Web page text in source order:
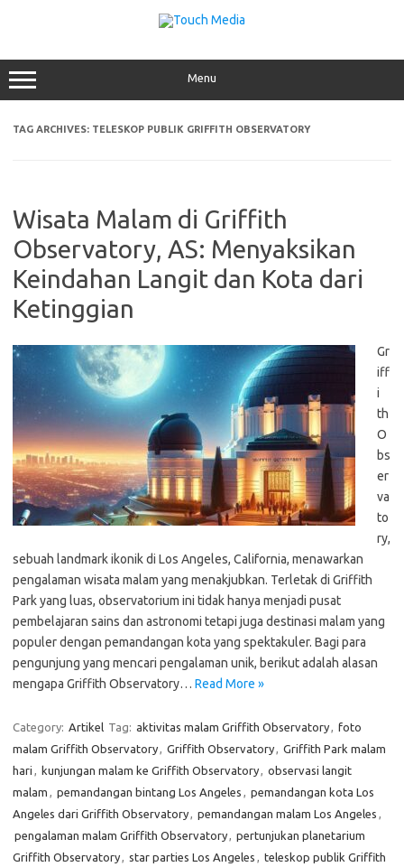
Menu
TAG ARCHIVES: TELESKOP PUBLIK GRIFFITH OBSERVATORY
Wisata Malam di Griffith
Observatory, AS: Menyaksikan
Keindahan Langit dan Kota dari
Ketinggian
Gr
iff
i
th
O
bs
er
va
to
ry,
sebuah landmark ikonik di Los Angeles, California, menawarkan
pengalaman wisata malam yang menakjubkan. Terletak di Griffith
Park yang luas, observatorium ini tidak hanya menjadi pusat
pembelajaran sains dan astronomi tetapi juga destinasi malam yang
populer dengan pemandangan kota yang spektakuler. Bagi para
pengunjung yang mencari pengalaman unik, berikut adalah alasan
mengapa Griffith Observatory… Read More »
Category: Artikel Tag: aktivitas malam Griffith Observatory, foto
malam Griffith Observatory, Griffith Observatory, Griffith Park malam
hari , kunjungan malam ke Griffith Observatory, observasi langit
malam , pemandangan bintang Los Angeles , pemandangan kota Los
Angeles dari Griffith Observatory, pemandangan malam Los Angeles ,
pengalaman malam Griffith Observatory, pertunjukan planetarium
Griffith Observatory, star parties Los Angeles , teleskop publik Griffith